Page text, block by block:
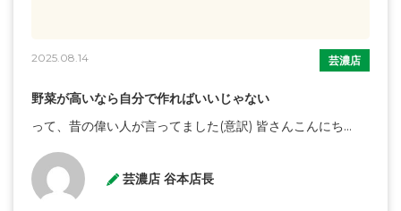
2025.08.14 芸濃店
野菜が高いなら自分で作ればいいじゃない
って、昔の偉い人が言ってました(意訳) 皆さんこんにち...
芸濃店 谷本店長